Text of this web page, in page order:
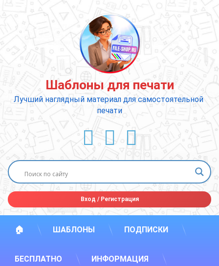
содержимому
Шаблоны для печати
Лучший наглядный материал для самостоятельной
печати
ВКонтакте
YouTube
E-mail
Вход /Регистрация
🏠 ШАБЛОНЫ ПОДПИСКИ
БЕСПЛАТНО ИНФОРМАЦИЯ